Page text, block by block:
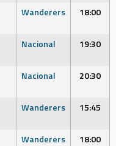
Wanderers 18:00
Nacional 19:30
Nacional 20:30
Wanderers 15:45
Wanderers 18:00